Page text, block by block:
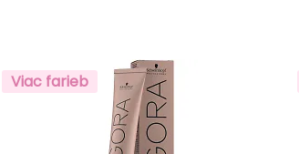
Viac farieb